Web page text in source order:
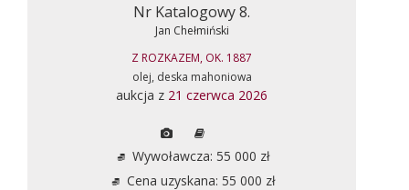
Nr Katalogowy 8.
Jan Chełmiński
Z ROZKAZEM, OK. 1887
olej, deska mahoniowa
aukcja z 21 czerwca 2026
Wywoławcza: 55 000 zł
Cena uzyskana: 55 000 zł